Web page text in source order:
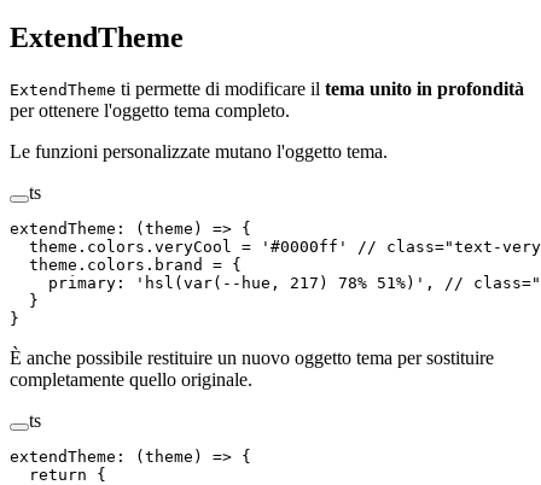
ExtendTheme
ExtendTheme ti permette di modificare il tema unito in profondità
per ottenere l'oggetto tema completo.
Le funzioni personalizzate mutano l'oggetto tema.
ts
extendTheme : ( theme ) => {
  theme
. colors . veryCool = ' #0000ff '
// class="text-
  theme
. colors . brand
= {
    primary
: ' hsl(var(--hue, 217) 78% 51%) ' , //
  }
}
È anche possibile restituire un nuovo oggetto tema per sostituire
completamente quello originale.
ts
extendTheme : ( theme ) => {
  return
{